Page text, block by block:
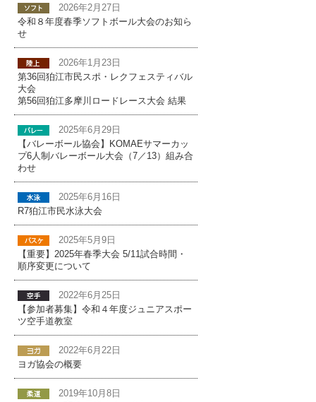
2026年2月27日
令和８年度春季ソフトボール大会のお知ら
せ
2026年1月23日
第36回狛江市民スポ・レクフェスティバル
大会
第56回狛江多摩川ロードレース大会 結果
2025年6月29日
【バレーボール協会】KOMAEサマーカッ
プ6人制バレーボール大会（7／13）組み合
わせ
2025年6月16日
R7狛江市民水泳大会
2025年5月9日
【重要】2025年春季大会 5/11試合時間・
順序変更について
2022年6月25日
【参加者募集】令和４年度ジュニアスポー
ツ空手道教室
2022年6月22日
ヨガ協会の概要
2019年10月8日